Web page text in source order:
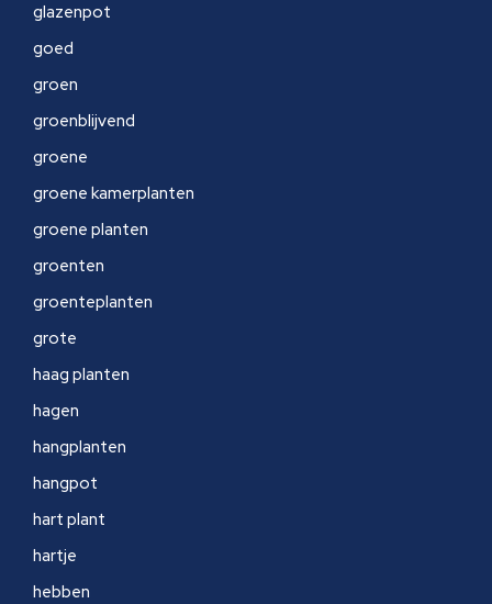
glazenpot
goed
groen
groenblijvend
groene
groene kamerplanten
groene planten
groenten
groenteplanten
grote
haag planten
hagen
hangplanten
hangpot
hart plant
hartje
hebben